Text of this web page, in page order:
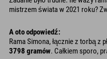
mistrzem świata w 2021 roku?
A oto odpowiedź:
Rama Simona, łącznie z torbą z
3798 gramów. Całkiem sporo,